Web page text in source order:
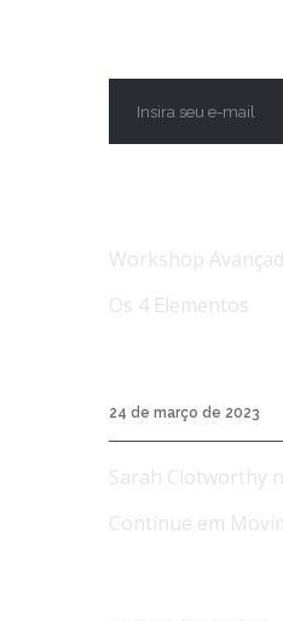
Workshop
Os 4 Elementos
24 de março de 2023
Sarah Clotworthy
Continue em